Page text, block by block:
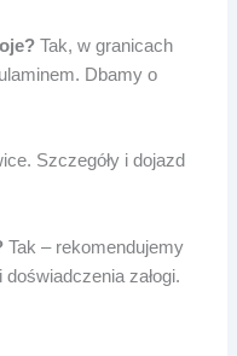
Tak, w granicach
Dbamy o
Szczegóły i dojazd
Tak – rekomendujemy
załogi.